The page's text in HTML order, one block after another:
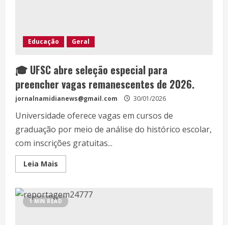
Educação Geral
🎓 UFSC abre seleção especial para
preencher vagas remanescentes de 2026.
jornalnamidianews@gmail.com 30/01/2026
Universidade oferece vagas em cursos de
graduação por meio de análise do histórico escolar,
com inscrições gratuitas...
Leia Mais
1 MIN READ